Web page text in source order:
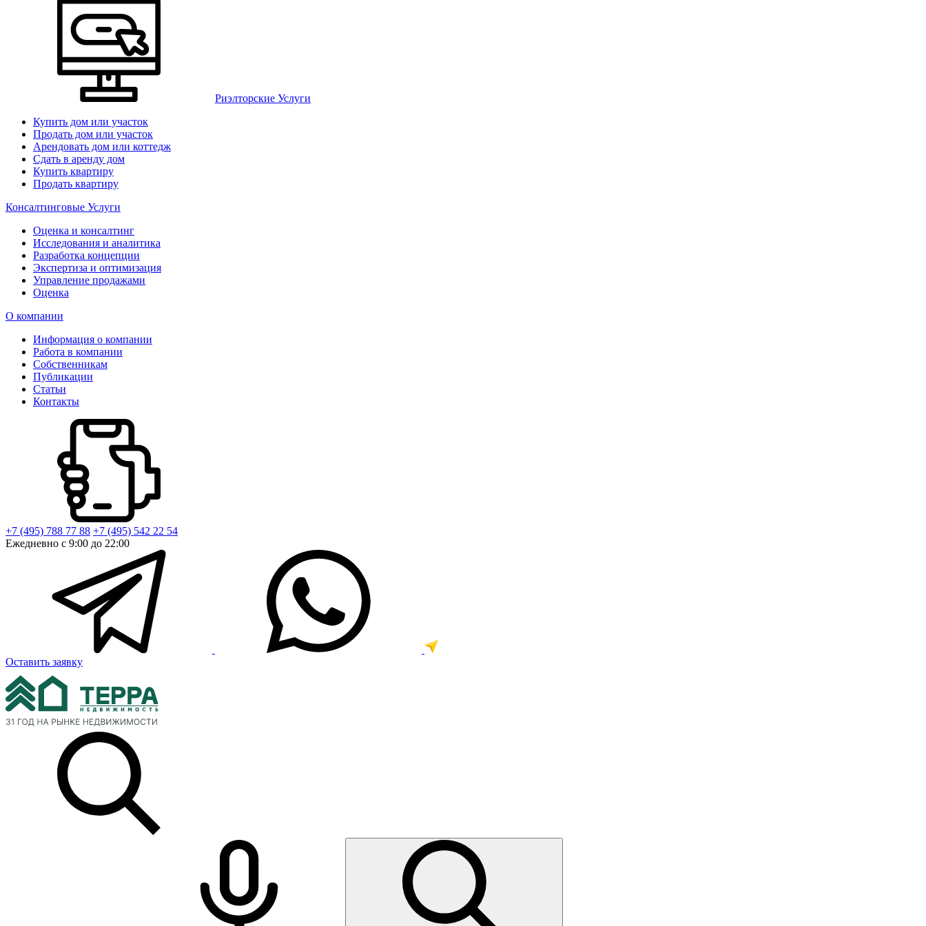
Риэлторские Услуги
Купить дом или участок
Продать дом или участок
Арендовать дом или коттедж
Сдать в аренду дом
Купить квартиру
Продать квартиру
Консалтинговые Услуги
Оценка и консалтинг
Исследования и аналитика
Разработка концепции
Экспертиза и оптимизация
Управление продажами
Оценка
О компании
Информация о компании
Работа в компании
Собственникам
Публикации
Статьи
Контакты
+7 (495) 788 77 88 +7 (495) 542 22 54
Ежедневно с 9:00 до 22:00
Оставить заявку